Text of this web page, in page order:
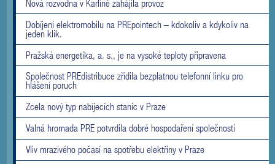
Nová rozvodna v Karlíně zahájila provoz
Dobíjení elektromobilu na PREpointech – kdokoliv a kdykoliv na
jeden klik.
Pražská energetika, a. s., je na vysoké teploty připravena
Společnost PREdistribuce zřídila bezplatnou telefonní linku pro
hlášení poruch
Zcela nový typ nabíjecích stanic v Praze
Valná hromada PRE potvrdila dobré hospodaření společnosti
Vliv mrazivého počasí na spotřebu elektřiny v Praze